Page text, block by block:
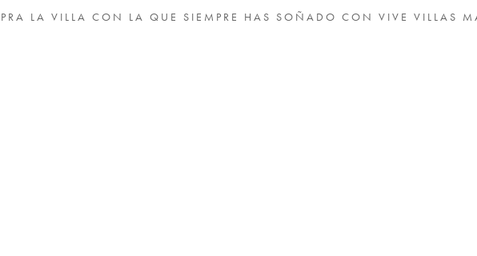
LA VILLA CON LA QUE SIEMPRE HAS SOÑADO CON VIVE VILLAS